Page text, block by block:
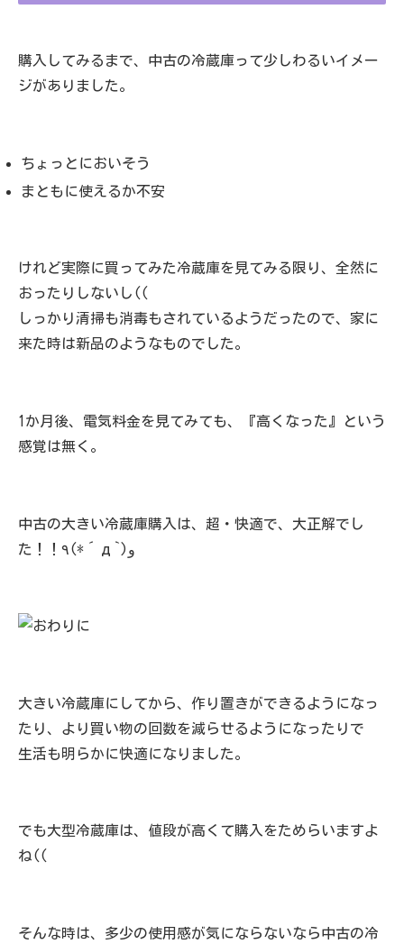
購入してみるまで、中古の冷蔵庫って少しわるいイメー
ジがありました。
ちょっとにおいそう
まともに使えるか不安
けれど実際に買ってみた冷蔵庫を見てみる限り、全然に
おったりしないし((
しっかり清掃も消毒もされているようだったので、家に
来た時は新品のようなものでした。
1か月後、電気料金を見てみても、『高くなった』という
感覚は無く。
中古の大きい冷蔵庫購入は、超・快適で、大正解でし
た！！٩(*´д`)و
大きい冷蔵庫にしてから、作り置きができるようになっ
たり、より買い物の回数を減らせるようになったりで
生活も明らかに快適になりました。
でも大型冷蔵庫は、値段が高くて購入をためらいますよ
ね((
そんな時は、多少の使用感が気にならないなら中古の冷